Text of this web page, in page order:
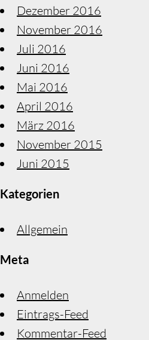
Dezember 2016
November 2016
Juli 2016
Juni 2016
Mai 2016
April 2016
März 2016
November 2015
Juni 2015
Kategorien
Allgemein
Meta
Anmelden
Eintrags-Feed
Kommentar-Feed